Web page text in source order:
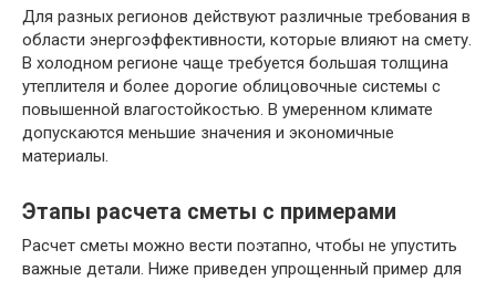
Для разных регионов действуют различные требования в
области энергоэффективности, которые влияют на смету.
В холодном регионе чаще требуется большая толщина
утеплителя и более дорогие облицовочные системы с
повышенной влагостойкостью. В умеренном климате
допускаются меньшие значения и экономичные
материалы.
Этапы расчета сметы с примерами
Расчет сметы можно вести поэтапно, чтобы не упустить
важные детали. Ниже приведен упрощенный пример для